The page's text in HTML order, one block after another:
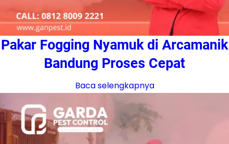
Pakar Fogging Nyamuk di Arcamanik
Bandung Proses Cepat
Baca selengkapnya